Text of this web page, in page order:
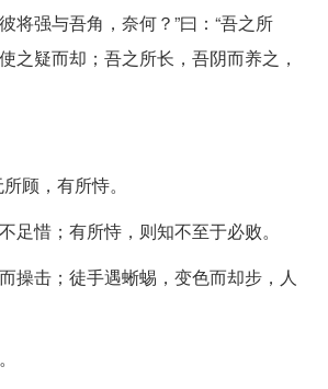
将强与吾角，奈何？”曰：“吾之所
之疑而却；吾之所长，吾阴而养之，
顾，有所恃。
足惜；有所恃，则知不至于必败。
操击；徒手遇蜥蜴，变色而却步，人